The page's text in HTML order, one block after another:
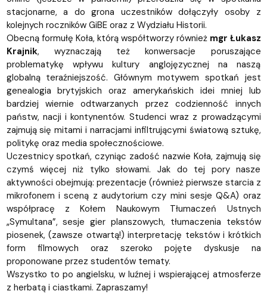
stacjonarne, a do grona uczestników dołączyły osoby z
kolejnych roczników GiBE oraz z Wydziału Historii.
Obecną formułę Koła, którą współtworzy również mgr Łukasz
Krajnik, wyznaczają też konwersacje poruszające
problematykę wpływu kultury anglojęzycznej na naszą
globalną teraźniejszość. Głównym motywem spotkań jest
genealogia brytyjskich oraz amerykańskich idei mniej lub
bardziej wiernie odtwarzanych przez codzienność innych
państw, nacji i kontynentów. Studenci wraz z prowadzącymi
zajmują się mitami i narracjami infiltrującymi światową sztukę,
politykę oraz media społecznościowe.
Uczestnicy spotkań, czyniąc zadość nazwie Koła, zajmują się
czymś więcej niż tylko słowami. Jak do tej pory nasze
aktywności obejmują: prezentacje (również pierwsze starcia z
mikrofonem i sceną z audytorium czy mini sesje Q&A) oraz
współpracę z Kołem Naukowym Tłumaczeń Ustnych
„Symultana”, sesje gier planszowych, tłumaczenia tekstów
piosenek, (zawsze otwartą!) interpretację tekstów i krótkich
form filmowych oraz szeroko pojęte dyskusje na
proponowane przez studentów tematy.
Wszystko to po angielsku, w luźnej i wspierającej atmosferze
z herbatą i ciastkami. Zapraszamy!